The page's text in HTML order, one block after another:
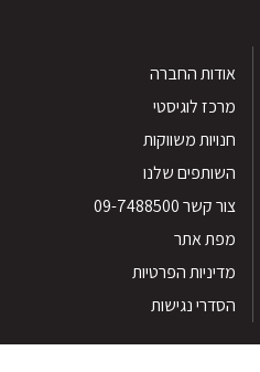
אודות החברה
מרכז לוגיסטי
חנויות משווקות
השותפים שלנו
צור קשר 09-7488500
מפת אתר
מדיניות הפרטיות
הסדרי נגישות